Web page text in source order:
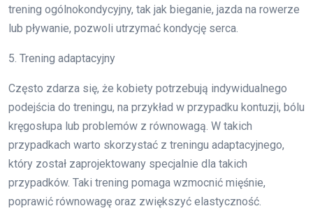
trening ogólnokondycyjny, tak jak bieganie, jazda na rowerze
lub pływanie, pozwoli utrzymać kondycję serca.
5. Trening adaptacyjny
Często zdarza się, że kobiety potrzebują indywidualnego
podejścia do treningu, na przykład w przypadku kontuzji, bólu
kręgosłupa lub problemów z równowagą. W takich
przypadkach warto skorzystać z treningu adaptacyjnego,
który został zaprojektowany specjalnie dla takich
przypadków. Taki trening pomaga wzmocnić mięśnie,
poprawić równowagę oraz zwiększyć elastyczność.